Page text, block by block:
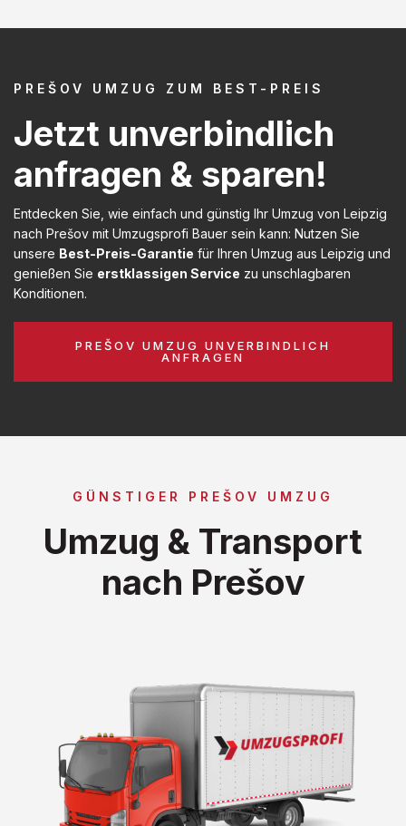
PREŠOV UMZUG ZUM BEST-PREIS
Jetzt unverbindlich
anfragen & sparen!
Entdecken Sie, wie einfach und günstig Ihr Umzug von Leipzig
nach Prešov mit Umzugsprofi Bauer sein kann: Nutzen Sie
unsere Best-Preis-Garantie für Ihren Umzug aus Leipzig und
genießen Sie erstklassigen Service zu unschlagbaren
Konditionen.
PREŠOV UMZUG UNVERBINDLICH
ANFRAGEN
GÜNSTIGER PREŠOV UMZUG
Umzug & Transport
nach Prešov